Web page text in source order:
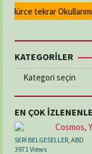
tekrar
KATEGORİLER
KATEGORİLER
EN ÇOK
Cosmos,
SERİ BELGESELLER ABD
3971 Views